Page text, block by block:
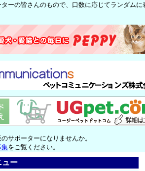
ーの皆さんのもので、口数に応じてランダムに
サポーターになりませんか。
集をご覧ください。
ー